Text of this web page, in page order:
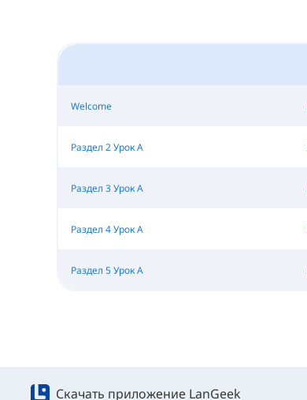
Welcome
Раздел 2 Урок A
Раздел 3 Урок A
Раздел 4 Урок A
Раздел 5 Урок A
Скачать приложение LanGeek